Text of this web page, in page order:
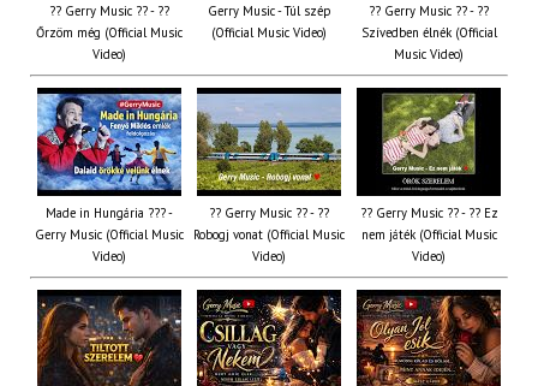
?? Gerry Music ?? - ??
Őrzöm még (Official Music
Video)
Gerry Music - Túl szép
(Official Music Video)
?? Gerry Music ?? - ??
Szívedben élnék (Official
Music Video)
Made in Hungária ??? -
Gerry Music (Official Music
Video)
?? Gerry Music ?? - ??
Robogj vonat (Official Music
Video)
?? Gerry Music ?? - ?? Ez
nem játék (Official Music
Video)